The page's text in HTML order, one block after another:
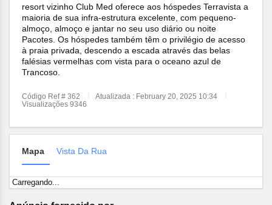
resort vizinho Club Med oferece aos hóspedes Terravista a
maioria de sua infra-estrutura excelente, com pequeno-
almoço, almoço e jantar no seu uso diário ou noite
Pacotes. Os hóspedes também têm o privilégio de acesso
à praia privada, descendo a escada através das belas
falésias vermelhas com vista para o oceano azul de
Trancoso.
Código Ref # 362
Atualizada : February 20, 2025 10:34
Visualizações 9346
Mapa Vista Da Rua
Carregando...